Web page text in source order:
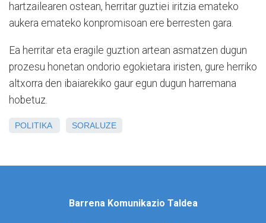
hartzailearen ostean, herritar guztiei iritzia emateko
aukera emateko konpromisoan ere berresten gara.
Ea herritar eta eragile guztion artean asmatzen dugun
prozesu honetan ondorio egokietara iristen, gure herriko
altxorra den ibaiarekiko gaur egun dugun harremana
hobetuz.
POLITIKA SORALUZE
Barrena Komunikazio Taldea